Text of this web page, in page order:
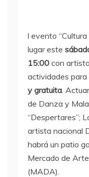
l evento
lugar este
15:00 con
actividades
y gratuita.
de Danza y
“Despertares”;
artista nacional
habrá un patio
Mercado de
(MADA).